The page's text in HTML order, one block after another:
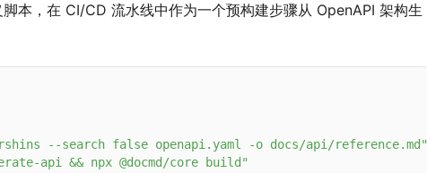
本，在 CI/CD 流水线中作为一个预构建步骤从 OpenAPI 架构生
--search false openapi.yaml -o docs/api/reference.md"
api && npx @docmd/core build"